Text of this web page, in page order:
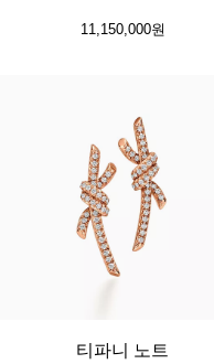
11,150,000원
티파니 노트